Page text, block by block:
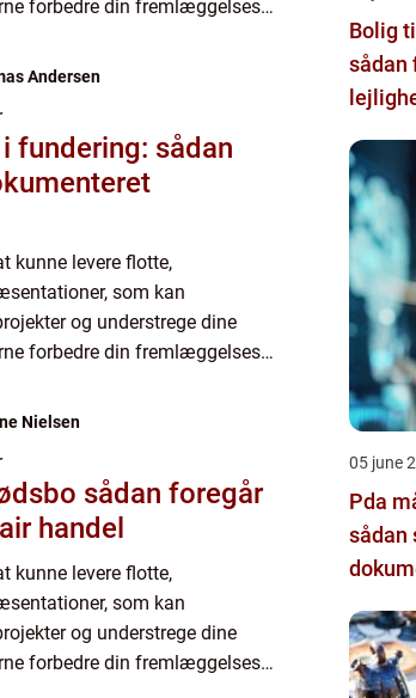
forbedre din fremlæggelses
Andersen
fundering: sådan
kunne levere flotte,
som kan
og understrege dine
forbedre din fremlæggelses
Nielsen
foregår
handel
kunne levere flotte,
som kan
og understrege dine
forbedre din fremlæggelses
Bolig
sådan
05 june
Pda
sådan